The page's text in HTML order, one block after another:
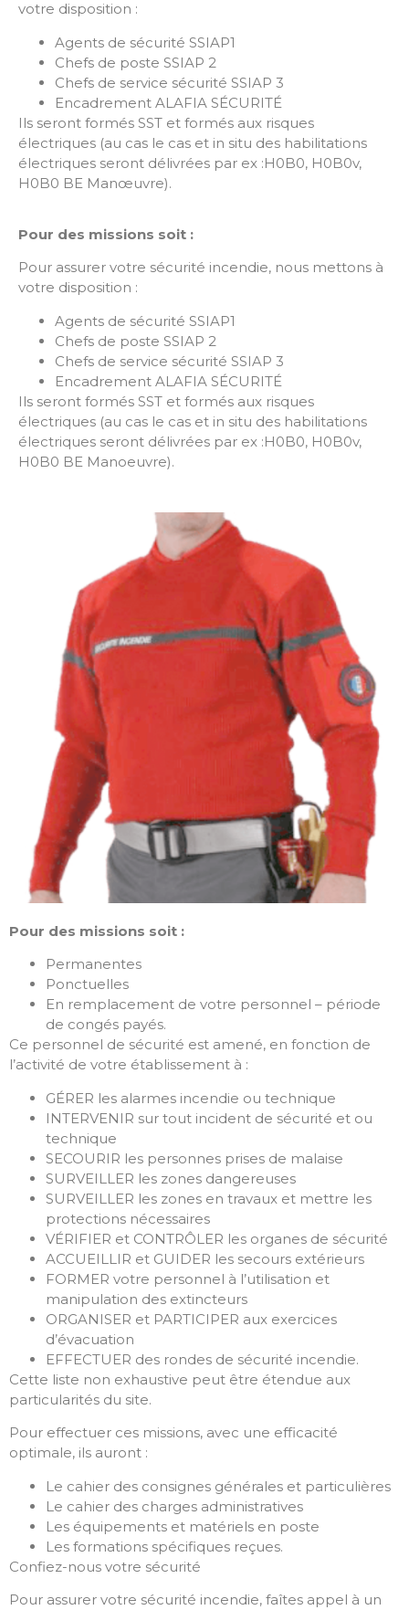
votre disposition :
Agents de sécurité SSIAP1
Chefs de poste SSIAP 2
Chefs de service sécurité SSIAP 3
Encadrement ALAFIA SÉCURITÉ
Ils seront formés SST et formés aux risques
électriques (au cas le cas et in situ des habilitations
électriques seront délivrées par ex :H0B0, H0B0v,
H0B0 BE Manœuvre).
Pour des missions soit :
Pour assurer votre sécurité incendie, nous mettons à
votre disposition :
Agents de sécurité SSIAP1
Chefs de poste SSIAP 2
Chefs de service sécurité SSIAP 3
Encadrement ALAFIA SÉCURITÉ
Ils seront formés SST et formés aux risques
électriques (au cas le cas et in situ des habilitations
électriques seront délivrées par ex :H0B0, H0B0v,
H0B0 BE Manoeuvre).
Pour des missions soit :
Permanentes
Ponctuelles
En remplacement de votre personnel – période
de congés payés.
Ce personnel de sécurité est amené, en fonction de
l’activité de votre établissement à :
GÉRER les alarmes incendie ou technique
INTERVENIR sur tout incident de sécurité et ou
technique
SECOURIR les personnes prises de malaise
SURVEILLER les zones dangereuses
SURVEILLER les zones en travaux et mettre les
protections nécessaires
VÉRIFIER et CONTRÔLER les organes de sécurité
ACCUEILLIR et GUIDER les secours extérieurs
FORMER votre personnel à l’utilisation et
manipulation des extincteurs
ORGANISER et PARTICIPER aux exercices
d’évacuation
EFFECTUER des rondes de sécurité incendie.
Cette liste non exhaustive peut être étendue aux
particularités du site.
Pour effectuer ces missions, avec une efficacité
optimale, ils auront :
Le cahier des consignes générales et particulières
Le cahier des charges administratives
Les équipements et matériels en poste
Les formations spécifiques reçues.
Confiez-nous votre sécurité
Pour assurer votre sécurité incendie, faîtes appel à un